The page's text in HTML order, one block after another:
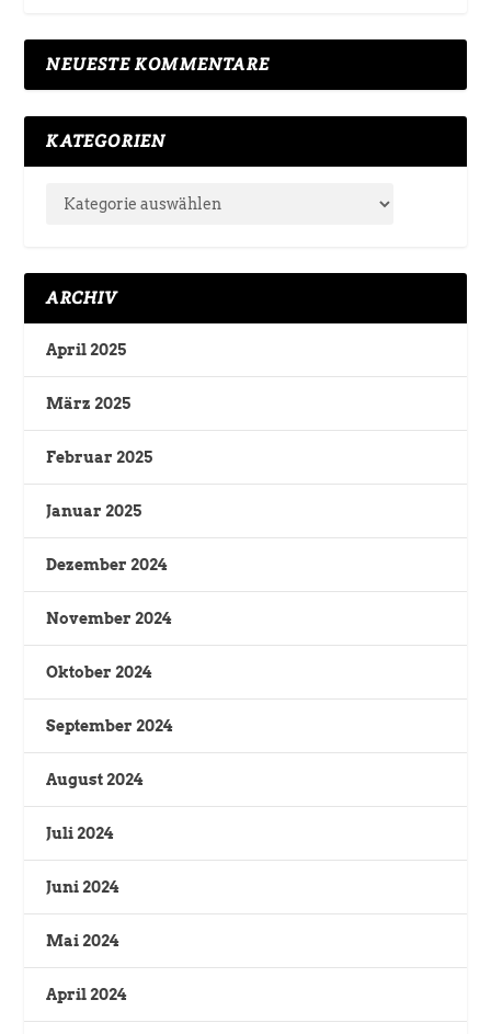
NEUESTE KOMMENTARE
KATEGORIEN
ARCHIV
April 2025
März 2025
Februar 2025
Januar 2025
Dezember 2024
November 2024
Oktober 2024
September 2024
August 2024
Juli 2024
Juni 2024
Mai 2024
April 2024